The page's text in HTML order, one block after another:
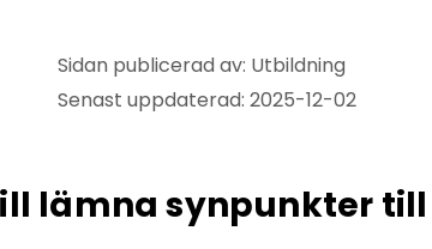
Sidan publicerad av: Utbildning
Senast uppdaterad: 2025-12-02
lämna synpunkter